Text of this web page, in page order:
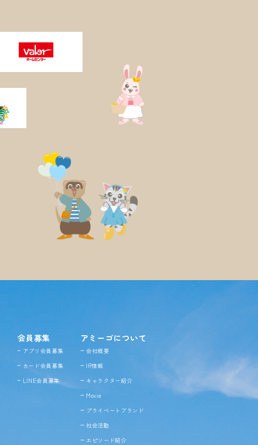
会員募集
アプリ会員募集
カード会員募集
LINE会員募集
アミーゴについて
会社概要
IR情報
キャラクター紹介
Movie
プライベートブランド
社会活動
エピソード紹介